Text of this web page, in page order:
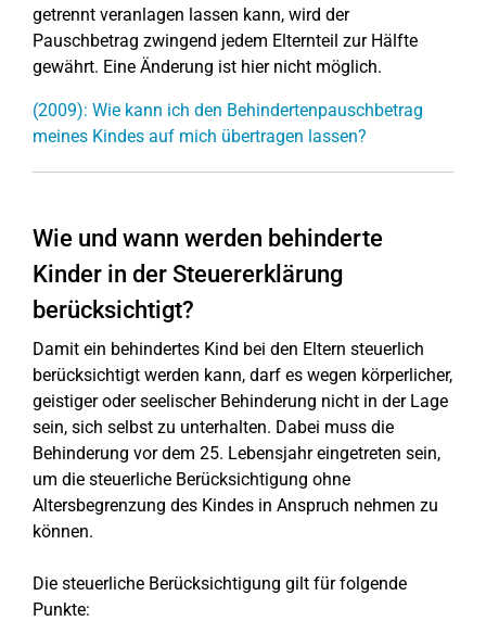
getrennt veranlagen lassen kann, wird der
Pauschbetrag zwingend jedem Elternteil zur Hälfte
gewährt. Eine Änderung ist hier nicht möglich.
(2009): Wie kann ich den Behindertenpauschbetrag
meines Kindes auf mich übertragen lassen?
Wie und wann werden behinderte
Kinder in der Steuererklärung
berücksichtigt?
Damit ein behindertes Kind bei den Eltern steuerlich
berücksichtigt werden kann, darf es wegen körperlicher,
geistiger oder seelischer Behinderung nicht in der Lage
sein, sich selbst zu unterhalten. Dabei muss die
Behinderung vor dem 25. Lebensjahr eingetreten sein,
um die steuerliche Berücksichtigung ohne
Altersbegrenzung des Kindes in Anspruch nehmen zu
können.
Die steuerliche Berücksichtigung gilt für folgende
Punkte: